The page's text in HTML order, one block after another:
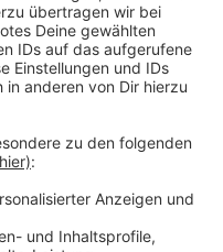
System und
ähm wem
Produkte
man natürlich
leichter zu
wenn ich ans Thema
äh Kontakte, die
zu dir haben?
ist ähm wenig